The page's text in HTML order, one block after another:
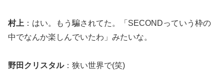
村上 ：はい。もう騙されてた。「SECONDっていう枠の
中でなんか楽しんでいたわ」みたいな。
野田クリスタル：狭い世界で(笑)